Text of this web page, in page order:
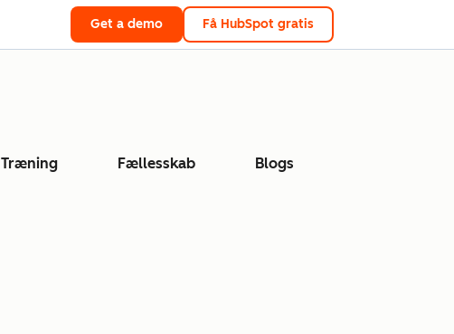
Get a demo Få HubSpot gratis
Træning Fællesskab Blogs